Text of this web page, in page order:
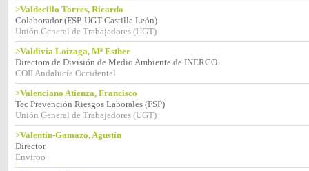
>Valdecillo Torres, Ricardo
Colaborador (FSP-UGT Castilla León)
Unión General de Trabajadores (UGT)
>Valdivia Loizaga, Mª Esther
Directora de División de Medio Ambiente de INERCO.
COII Andalucía Occidental
>Valenciano Atienza, Francisco
Tec Prevención Riesgos Laborales (FSP)
Unión General de Trabajadores (UGT)
>Valentín-Gamazo, Agustín
Director
Enviroo